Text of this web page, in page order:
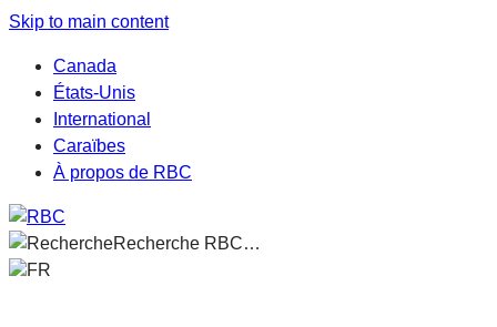
Skip to main content
Canada
États-Unis
International
Caraïbes
À propos de RBC
Recherche RBC…
FR